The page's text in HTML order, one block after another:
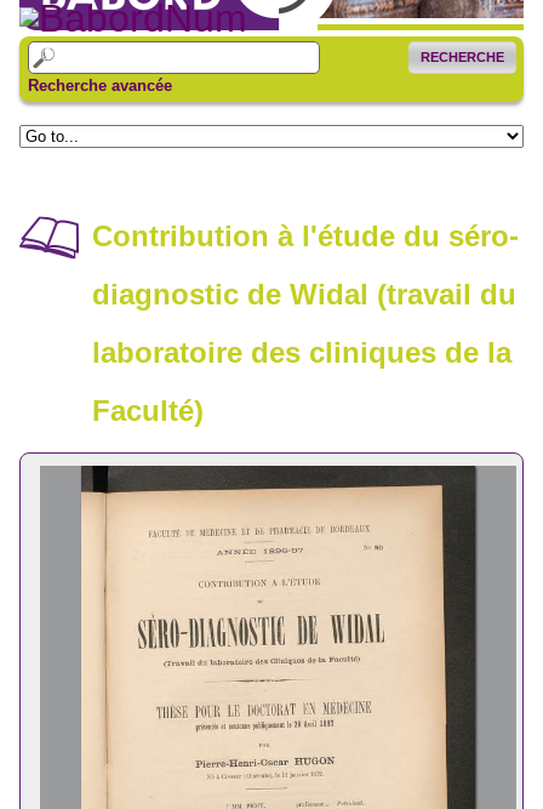
RECHERCHE
Recherche avancée
Contribution à l'étude du séro-
diagnostic de Widal (travail du
laboratoire des cliniques de la
Faculté)